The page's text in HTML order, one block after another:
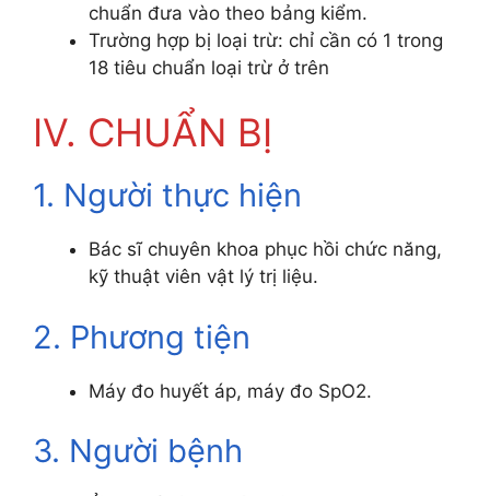
chuẩn đưa vào theo bảng kiểm.
Trường hợp bị loại trừ: chỉ cần có 1 trong
18 tiêu chuẩn loại trừ ở trên
IV. CHUẨN BỊ
1. Người thực hiện
Bác sĩ chuyên khoa phục hồi chức năng,
kỹ thuật viên vật lý trị liệu.
2. Phương tiện
Máy đo huyết áp, máy đo SpO2.
3. Người bệnh